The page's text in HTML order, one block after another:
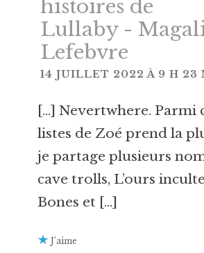
histoires de
Lullaby -
Lefebvre
14 JUILLET 2022 À 9 H 23
[…] Nevertwhere. Parmi
listes de Zoé prend la
je partage plusieurs
cave trolls, L’ours
Bones et […]
J’aime